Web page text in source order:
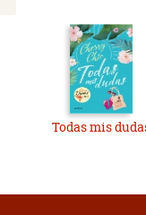
Todas mis